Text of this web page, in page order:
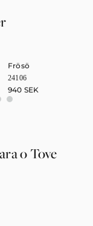
Frösö
24106
940 SEK
8 9
o Tove